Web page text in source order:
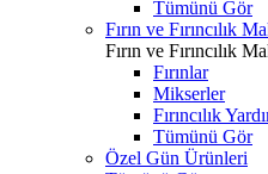
Tümünü Gör
Fırın ve Fırıncılık
Fırın ve Fırıncılık
Fırınlar
Mikserler
Fırıncılık
Tümünü Gör
Özel Gün Ürünleri